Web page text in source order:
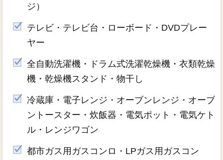
ジ）
テレビ・テレビ台・ローボード・DVDプレー
ヤー
全自動洗濯機・ドラム式洗濯乾燥機・衣類乾燥
機・乾燥機スタンド・物干し
冷蔵庫・電子レンジ・オーブンレンジ・オーブ
ントースター・炊飯器・電気ポット・電気ケト
ル・レンジワゴン
都市ガス用ガスコンロ・LPガス用ガスコン